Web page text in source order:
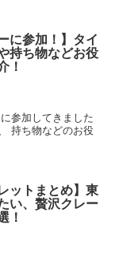
に参加！】タイ
持ち物などお役
！
参加してきました
持ち物などのお役
ットまとめ】東
い、贅沢クレー
！